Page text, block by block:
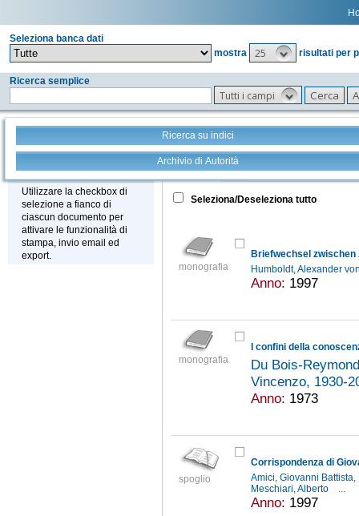
Seleziona banca dati
mostra
25 risultati per
Ricerca semplice
Tutti i campi
Ricerca su indici
Archivio di Autorità
Stampa - Email - Export
Utilizzare la checkbox di
selezione a fianco di
ciascun documento per
attivare le funzionalità di
stampa, invio email ed
export.
Tutto +
Seleziona/Deseleziona tutto
monografia Humboldt, Alexander
Anno: 1997
monografia
I confini della
Du Bois-
Vincenzo, 1930-
Anno: 1973
spoglio
Amici, Giovanni
Meschiari, Alberto
...
Anno: 1997